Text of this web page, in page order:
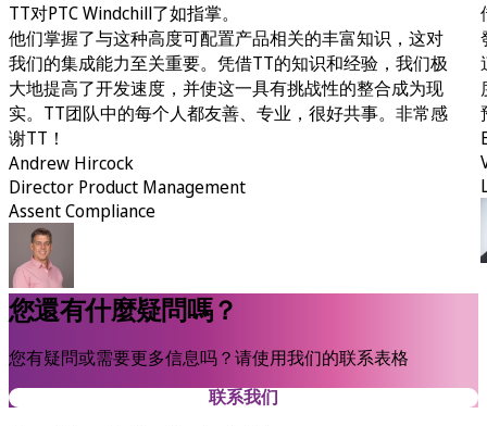
TT对PTC Windchill了如指掌。
他们掌握了与这种高度可配置产品相关的丰富知识，这对
我们的集成能力至关重要。凭借TT的知识和经验，我们极
大地提高了开发速度，并使这一具有挑战性的整合成为现
实。TT团队中的每个人都友善、专业，很好共事。非常感
谢TT！
Andrew Hircock
Director Product Management
Assent Compliance
您還有什麼疑問嗎？
您有疑問或需要更多信息吗？请使用我们的联系表格
联系我们